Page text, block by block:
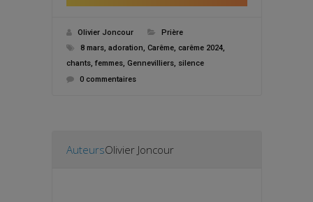
Olivier Joncour
Prière
8 mars, adoration, Carême, carême 2024,
chants, femmes, Gennevilliers, silence
0 commentaires
AuteursOlivier Joncour